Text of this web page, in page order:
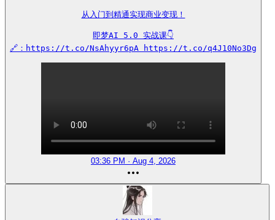
从入门到精通实现商业变现！
即梦AI 5.0 实战课👇
🔗：https://t.co/NsAhyyr6pA https://t.co/q4J10No3Dg
03:36 PM · Aug 4, 2026